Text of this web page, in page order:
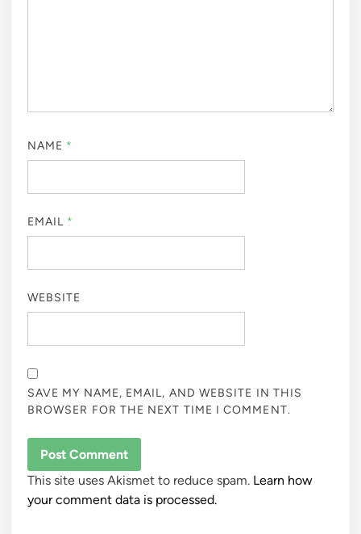
NAME *
EMAIL *
WEBSITE
SAVE MY NAME, EMAIL, AND WEBSITE IN THIS
BROWSER FOR THE NEXT TIME I COMMENT.
This site uses Akismet to reduce spam. Learn how
your comment data is processed.